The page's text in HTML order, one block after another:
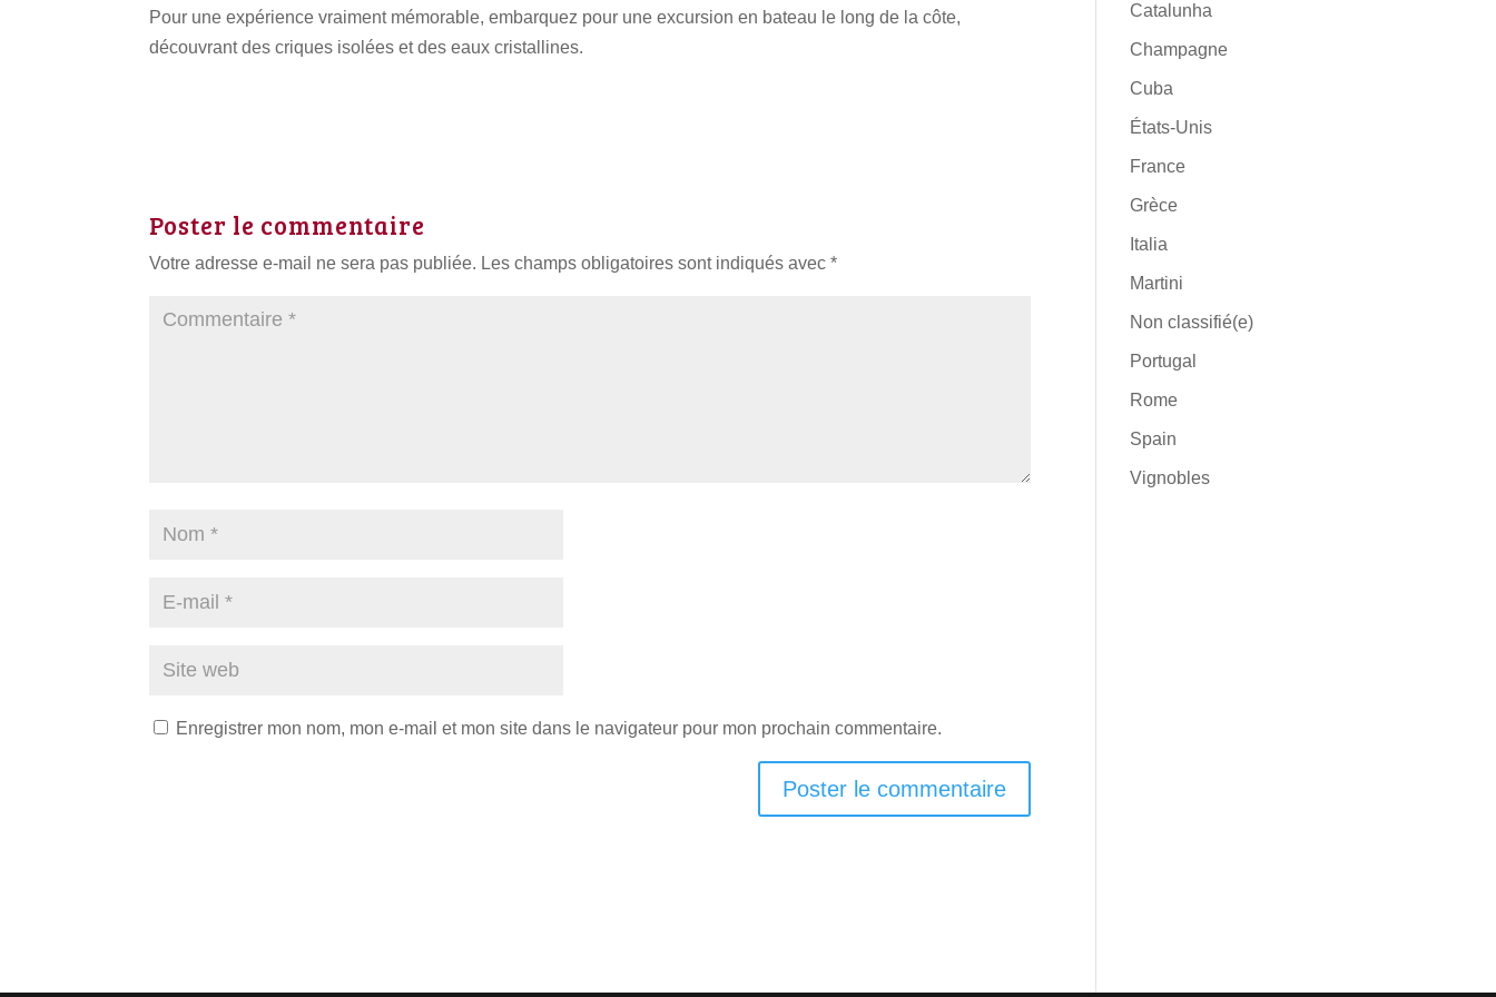
Pour une expérience vraiment mémorable, embarquez pour une excursion en bateau le long de la côte,
découvrant des criques isolées et des eaux cristallines.
Poster le commentaire
Votre adresse e-mail ne sera pas publiée. Les champs obligatoires sont indiqués avec*
Enregistrer mon nom, mon e-mail et mon site dans le navigateur pour mon prochain commentaire.
Catalunha
Champagne
Cuba
États-Unis
France
Grèce
Italia
Martini
Non classifié(e)
Portugal
Rome
Spain
Vignobles